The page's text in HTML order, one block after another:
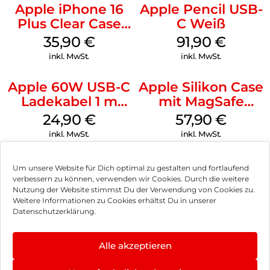
Um unsere Website für Dich optimal zu gestalten und fortlaufend
verbessern zu können, verwenden wir Cookies. Durch die weitere
Nutzung der Website stimmst Du der Verwendung von Cookies zu.
Weitere Informationen zu Cookies erhältst Du in unserer
Datenschutzerklärung.
Alle akzeptieren
Apple iPhone 16
Plus Clear Case
MagSafe
Transparent
35,90 €
inkl. MwSt.
Apple Pencil USB-
C Weiß
91,90 €
inkl. MwSt.
Apple 60W USB-C
Ladekabel 1 m
Weiß
24,90 €
inkl. MwSt.
Apple Silikon Case
mit MagSafe
iPhone 14 Pro
(PRODUCT)RED
57,90€
inkl. MwSt.
Impressum